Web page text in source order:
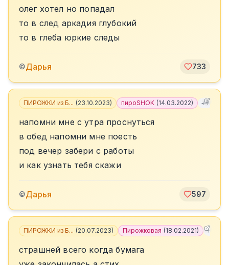
олег хотел но попадал
то в след аркадия глубокий
то в глеба юркие следы
©Дарья 733
ПИРОЖКИ из Б... (23.10.2023) пироSHOK (14.03.2022) +4
напомни мне с утра проснуться
в обед напомни мне поесть
под вечер забери с работы
и как узнать тебя скажи
©Дарья 597
ПИРОЖКИ из Б... (20.07.2023) Пирожковая (18.02.2021) +
страшней всего когда бумага